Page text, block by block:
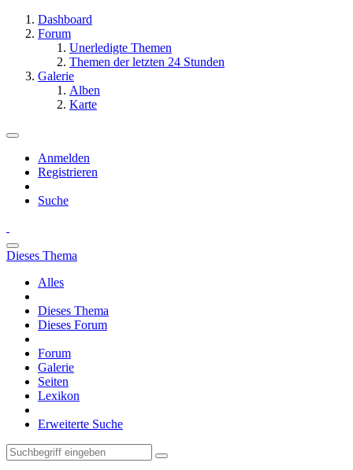
Dashboard
Forum
Unerledigte Themen
Themen der letzten 24 Stunden
Galerie
Alben
Karte
Anmelden
Registrieren
Suche
Dieses Thema
Alles
Dieses Thema
Dieses Forum
Forum
Galerie
Seiten
Lexikon
Erweiterte Suche